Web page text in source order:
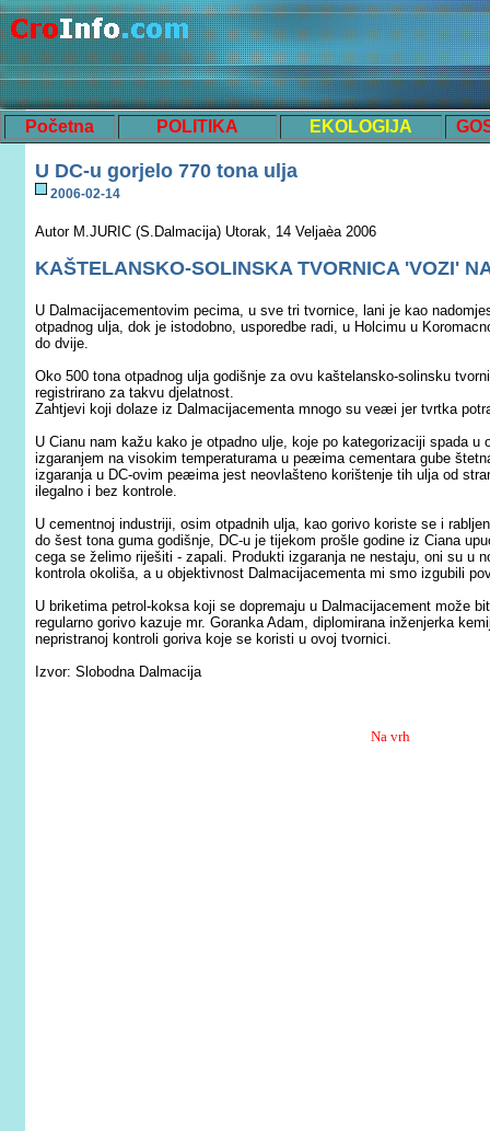
Početna POLITIKA EKOLOGIJA
U DC-u gorjelo 770 tona ulja
2006-02-14
Autor M.JURI C (S.Dalmacija) Utorak, 14 Veljaèa 2006
KAŠTELANSKO-SOLINSKA TVORNICA 'VOZI'
U Dalmacijacementovim pecima, u sve tri tvornice, lani je kao
otpadnog ulja, dok je istodobno, usporedbe radi, u Holcimu u Koromac
do dvije.
Oko 500 tona otpadnog ulja godišnje za ovu kaštelansko-solinsku
registrirano za takvu djelatnost.
Zahtjevi koji dolaze iz Dalmacijacementa mnogo su veæi jer tvrtka
U Cianu nam kažu kako je otpadno ulje, koje po kategorizaciji spada
izgaranjem na visokim temperaturama u peæima cementara gube
izgaranja u DC-ovim peæima jest neovlašteno korištenje tih ulja od
ilegalno i bez kontrole.
U cementnoj industriji, osim otpadnih ulja, kao gorivo koriste se i
do šest tona guma godišnje, DC-u je tijekom prošle godine iz Ciana upu
cega se želimo riješiti - zapali. Produkti izgaranja ne nestaju, oni su u
kontrola okoliša, a u objektivnost Dalmacijacementa mi smo izgubili
U briketima petrol-koksa koji se dopremaju u Dalmacijacement može
regularno gorivo kazuje mr. Goranka Adam, diplomirana inženjerka
nepristranoj kontroli goriva koje se koristi u ovoj tvornici.
Izvor: Slobodna Dalmacija
Na vrh